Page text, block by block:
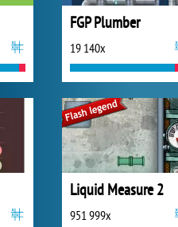
FGP Plumber
19 140x
Liquid Measure 2
951 999x